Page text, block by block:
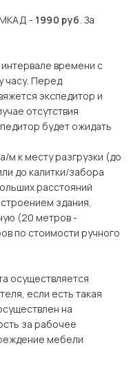
МКАД - 1990 руб. За
времени с
часу. Перед
экспедитор и
отсутствия
будет ожидать
м к месту разгрузки (до
до калитки/забора
расстояний
здания,
(20 метров -
по стоимости ручного
осуществляется
если есть такая
на
за рабочее
мебели